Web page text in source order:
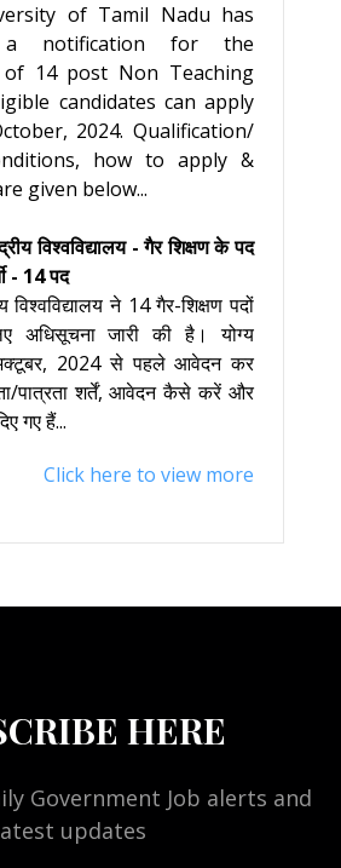
of Tamil Nadu has
a notification for the
of 14 post Non Teaching
candidates can apply
2024. Qualification/
how to apply &
given below...
विश्वविद्यालय - गैर शिक्षण के पद
- 14 पद
ने 14 गैर-शिक्षण पदों
अधिसूचना जारी की है। योग्य
अक्टूबर, 2024 से पहले आवेदन कर
पात्रता शर्तें, आवेदन कैसे करें और
गए हैं...
Click here to view more
HERE
Government Job alerts and
updates